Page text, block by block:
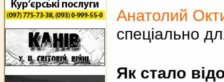
Анатолий
спеціально
Як стало